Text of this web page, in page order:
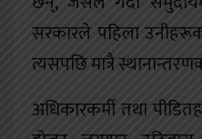
सरकारले पहिला
त्यसपछि मात्रै
अधिकारकर्मी तथा